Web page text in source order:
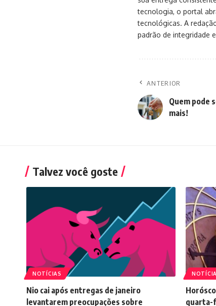
tecnologia, o portal
tecnológicas. A
padrão de integridade
ANTERIOR
Quem pode
mais!
Talvez você goste
NOTÍCIAS
Nio cai após entregas de janeiro
levantarem preocupações sobre
quarta-